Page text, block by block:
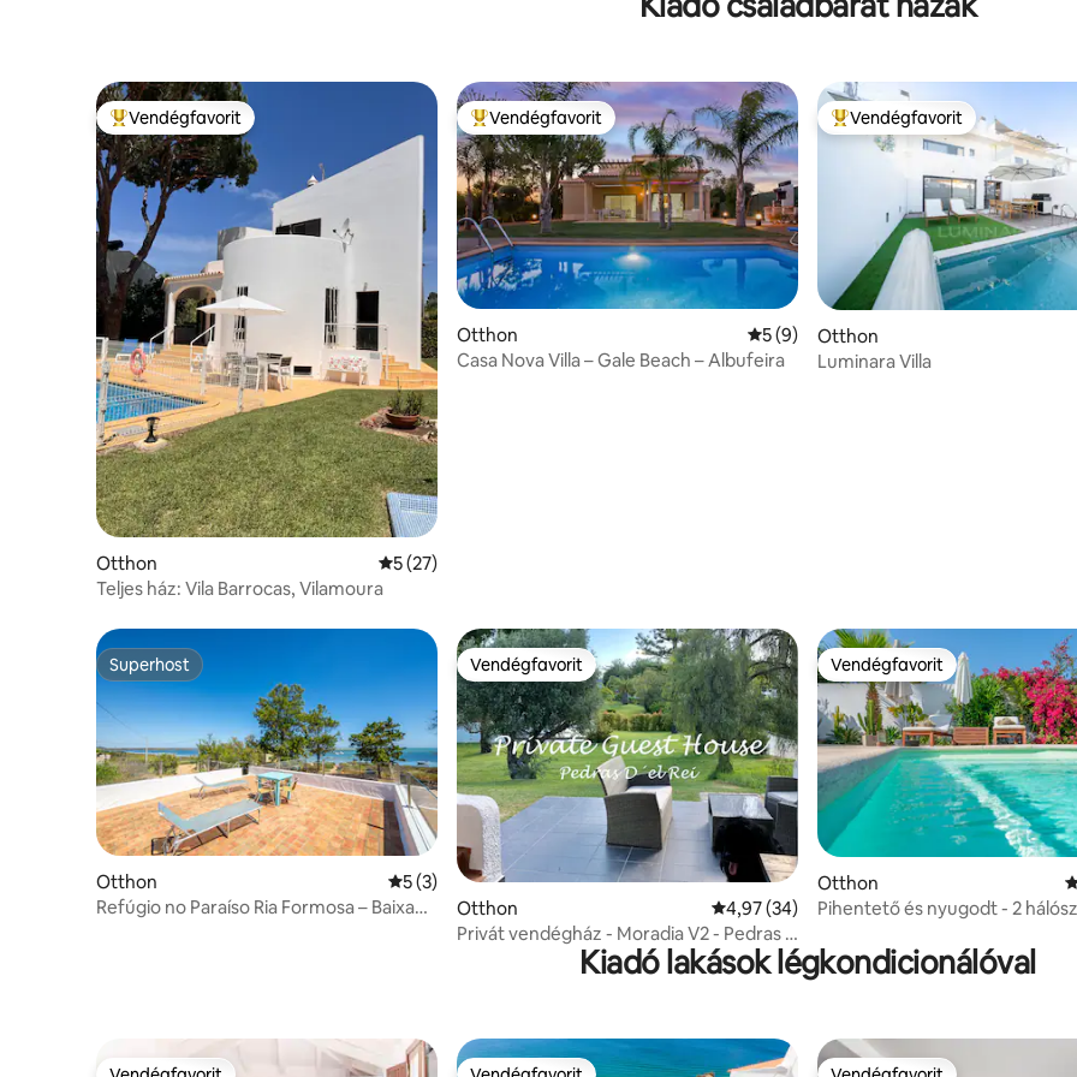
Kiemelt vendégfavorit
Vendégfavorit
Otthon Átlagos értékelés: 5/5, 27 vélemény
5 (27)
Teljes ház: Vila Barrocas, Vilamoura
Kiemelt vendégfavorit
Vendégfavorit
Otthon Átlagos értékelés: 5/5, 9 vélemény
5 (9)
Casa Nova Villa – Gale Beach – Albufeira
Kiemelt vendégfavorit
Vendégfavorit
Otthon
Luminara Villa
Superhost
Superhost
Otthon Átlagos értékelés: 5/5, 3 vélemény
5 (3)
Refúgio no Paraíso Ria Formosa – Baixa
Vendégfavorit
Vendégfavorit
Otthon Átlagos értékelés: 5/4,97, 34 vélemény
4,97 (34)
Privát vendégház - Moradia V2 - Pedras D
Vendégfavorit
Vendégfavorit
Otthon
Pihentető és nyugodt - 2
Kiadó lakások légkondicionálóval